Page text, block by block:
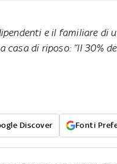
e il familiare di
casa di riposo: “Il 30%
Discover Fonti